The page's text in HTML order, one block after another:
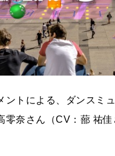
トによる、
ダンスミ
零奈さん（CV：蔀 祐